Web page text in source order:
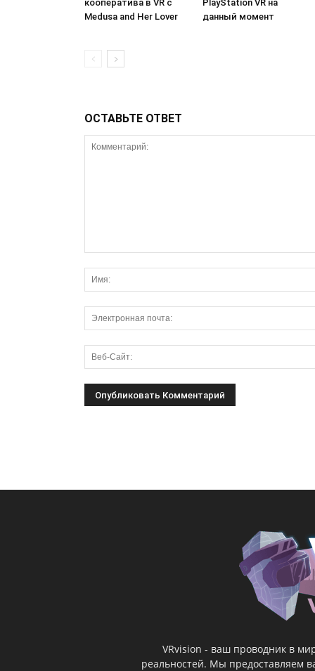
кооператива в VR с
Medusa and Her Lover
PlayStation VR на
данный момент
ОСТАВЬТЕ ОТВЕТ
VRvision - ваш проводник в
реальностей. Мы предоставляем